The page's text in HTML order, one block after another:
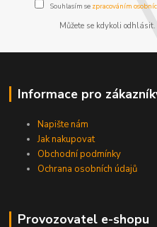
Souhlasím se zpracováním
Můžete se kdykoli
Informace pro
Napište nám
Jak nakupovat
Obchodní podmínky
Ochrana osobních údajů
Provozovatel e-shopu